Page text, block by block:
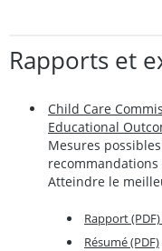
Rapports et
Child Care
Educational
Mesures
recommandations
Atteindre le
Rapport
Résumé (PDF)